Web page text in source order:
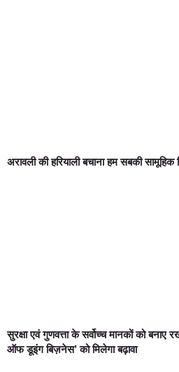
अरावली की हरियाली बचाना हम सबकी सामूहिक
सुरक्षा एवं गुणवत्ता के सर्वोच्च मानकों को
ऑफ डूइंग बिज़नेस’ को मिलेगा बढ़ावा